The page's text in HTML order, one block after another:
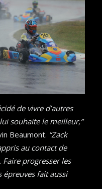
de vivre d’autres
souhaite le meilleur,”
Beaumont. “Zack
au contact de
progresser les
épreuves fait aussi